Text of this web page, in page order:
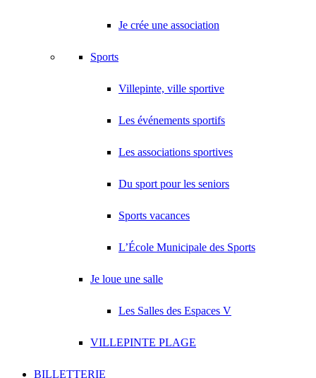
Je crée une association
Sports
Villepinte, ville sportive
Les événements sportifs
Les associations sportives
Du sport pour les seniors
Sports vacances
L’École Municipale des Sports
Je loue une salle
Les Salles des Espaces V
VILLEPINTE PLAGE
BILLETTERIE